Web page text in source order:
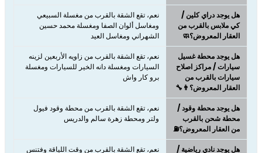
هل يوجد دراي كلين /
كي ملابس بالقرب من
العقار المعروض؟🧼
نعم، تقع الشقة بالقرب من مغسلة السبيعي
ومغاسل ألوان الصفا ومغسلة محمد حسين
الشهراني ومغاسل العيد
هل يوجد محطة غسيل
سيارات / مراكز اصلاح
سيارات بالقرب من
العقار المعروض؟👨‍🔧
نعم، تقع الشقة بالقرب من زاويه الأربعين لزينه
السيارات ومغسلة دانه الخير للسيارات ومغسلة
برو كار واش
هل يوجد محطة وقود /
محطة شحن بالقرب
من العقار المعروض؟⛽
نعم، تقع الشقة بالقرب من محطة وقود فيول
ولتر ومحطة زهرة سالم والدريس
هل يوجد نادي رياضية /
نعم، تقع الشقة بالقرب من وقت اللياقة وفتنس